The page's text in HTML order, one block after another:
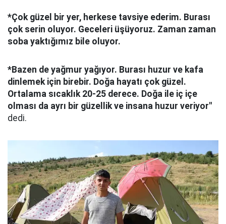
*Çok güzel bir yer, herkese tavsiye ederim. Burası
çok serin oluyor. Geceleri üşüyoruz. Zaman zaman
soba yaktığımız bile oluyor.
*Bazen de yağmur yağıyor. Burası huzur ve kafa
dinlemek için birebir. Doğa hayatı çok güzel.
Ortalama sıcaklık 20-25 derece. Doğa ile iç içe
olması da ayrı bir güzellik ve insana huzur veriyor"
dedi.